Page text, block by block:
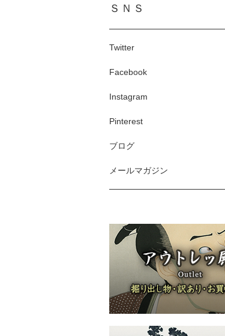
ＳＮＳ
Twitter
Facebook
Instagram
Pinterest
ブログ
メールマガジン